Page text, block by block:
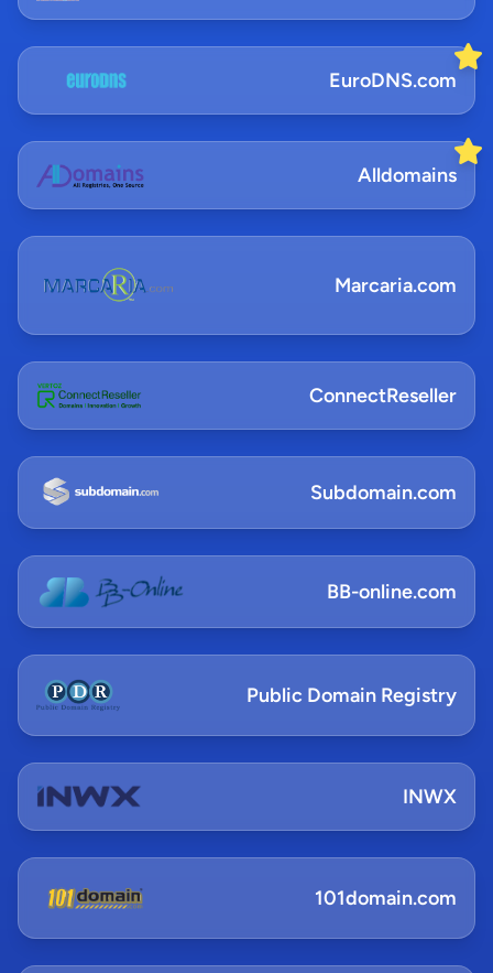
EuroDNS.com
Alldomains
Marcaria.com
ConnectReseller
Subdomain.com
BB-online.com
Public Domain Registry
INWX
101domain.com